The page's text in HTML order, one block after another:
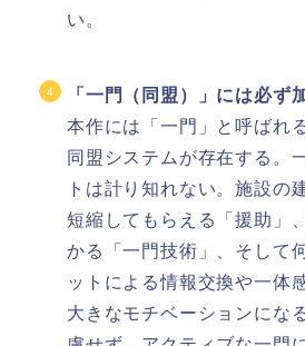
い。
「一門（同盟）」には必ず
本作には「一門」と呼ばれ
同盟システムが存在する。
トは計り知れない。施設の
短縮してもらえる「援助」
かる「一門技術」、そして
ットによる情報交換や一体
大きなモチベーションにな